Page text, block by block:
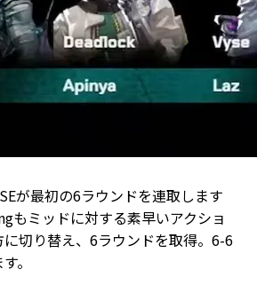
が最初の6ラウンドを連取します
もミッドに対する素早いアクショ
切り替え、6ラウンドを取得。6-6
。